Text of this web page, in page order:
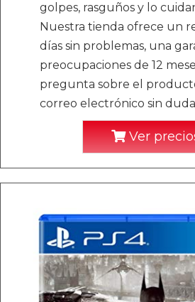
golpes, rasguños y lo
Nuestra tienda ofrece un
días sin problemas, una
preocupaciones de 12
pregunta sobre el
correo electrónico sin
Ver